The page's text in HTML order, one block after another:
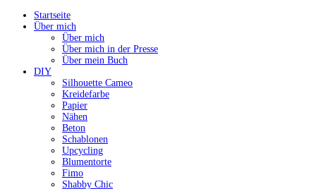
Startseite
Über mich
Über mich
Über mich in der Presse
Über mein Buch
DIY
Silhouette Cameo
Kreidefarbe
Papier
Nähen
Beton
Schablonen
Upcycling
Blumentorte
Fimo
Shabby Chic